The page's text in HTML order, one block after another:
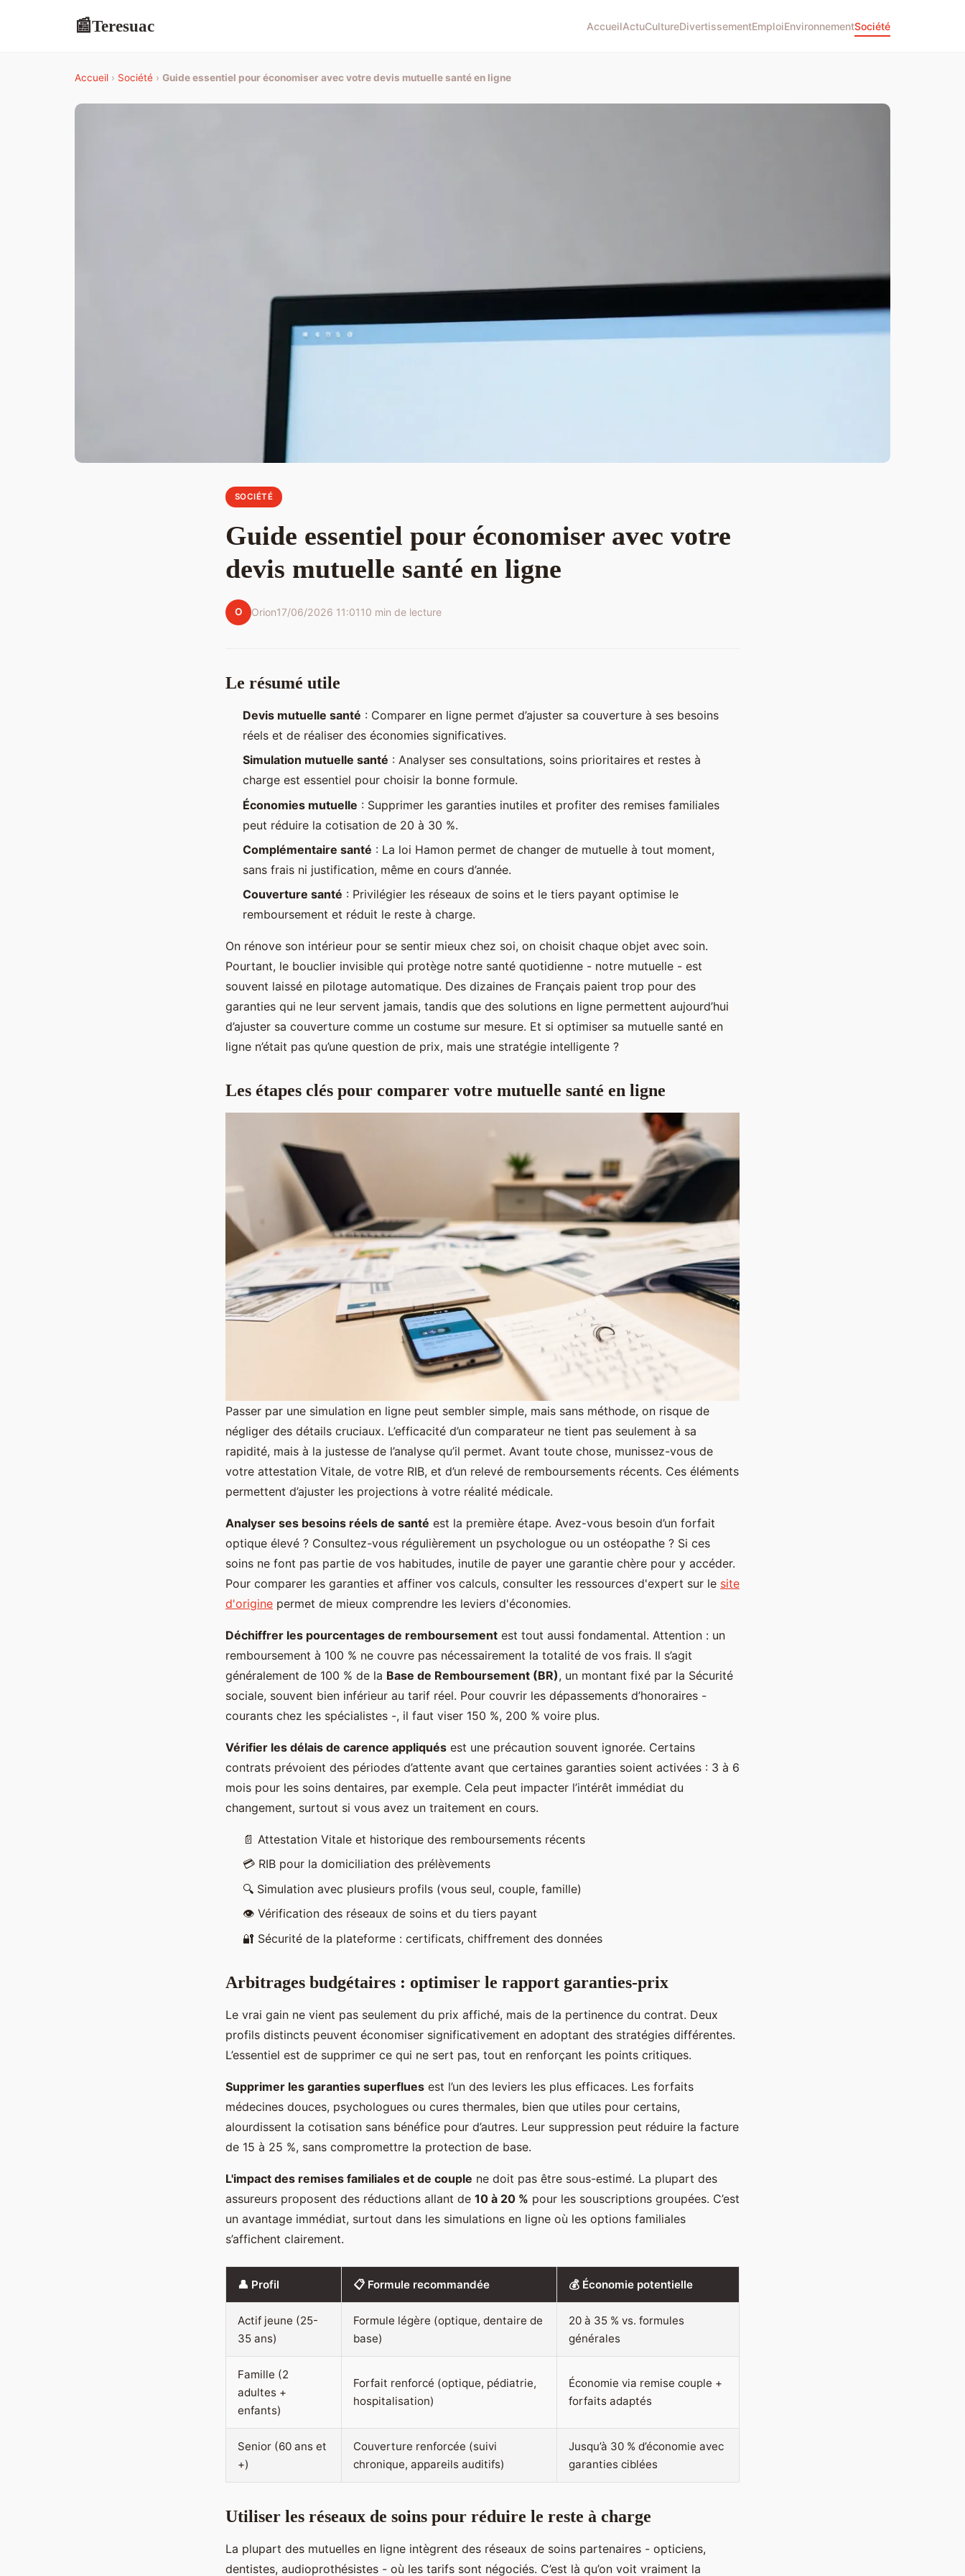
📰Teresuac AccueilActuCultureDivertissementEmploiEnvironnementSociété
Accueil › Société › Guide essentiel pour économiser avec votre devis mutuelle santé en ligne
SOCIÉTÉ
Guide essentiel pour économiser avec votre
devis mutuelle santé en ligne
O Orion17/06/2026 11:0110 min de lecture
Le résumé utile
Devis mutuelle santé : Comparer en ligne permet d’ajuster sa couverture à ses besoins
réels et de réaliser des économies significatives.
Simulation mutuelle santé : Analyser ses consultations, soins prioritaires et restes à
charge est essentiel pour choisir la bonne formule.
Économies mutuelle : Supprimer les garanties inutiles et profiter des remises familiales
peut réduire la cotisation de 20 à 30 %.
Complémentaire santé : La loi Hamon permet de changer de mutuelle à tout moment,
sans frais ni justification, même en cours d’année.
Couverture santé : Privilégier les réseaux de soins et le tiers payant optimise le
remboursement et réduit le reste à charge.
On rénove son intérieur pour se sentir mieux chez soi, on choisit chaque objet avec soin.
Pourtant, le bouclier invisible qui protège notre santé quotidienne - notre mutuelle - est
souvent laissé en pilotage automatique. Des dizaines de Français paient trop pour des
garanties qui ne leur servent jamais, tandis que des solutions en ligne permettent aujourd’hui
d’ajuster sa couverture comme un costume sur mesure. Et si optimiser sa mutuelle santé en
ligne n’était pas qu’une question de prix, mais une stratégie intelligente ?
Les étapes clés pour comparer votre mutuelle santé en ligne
Passer par une simulation en ligne peut sembler simple, mais sans méthode, on risque de
négliger des détails cruciaux. L’efficacité d’un comparateur ne tient pas seulement à sa
rapidité, mais à la justesse de l’analyse qu’il permet. Avant toute chose, munissez-vous de
votre attestation Vitale, de votre RIB, et d’un relevé de remboursements récents. Ces éléments
permettent d’ajuster les projections à votre réalité médicale.
Analyser ses besoins réels de santé est la première étape. Avez-vous besoin d’un forfait
optique élevé ? Consultez-vous régulièrement un psychologue ou un ostéopathe ? Si ces
soins ne font pas partie de vos habitudes, inutile de payer une garantie chère pour y accéder.
Pour comparer les garanties et affiner vos calculs, consulter les ressources d'expert sur le site
d'origine permet de mieux comprendre les leviers d'économies.
Déchiffrer les pourcentages de remboursement est tout aussi fondamental. Attention : un
remboursement à 100 % ne couvre pas nécessairement la totalité de vos frais. Il s’agit
généralement de 100 % de la Base de Remboursement (BR), un montant fixé par la Sécurité
sociale, souvent bien inférieur au tarif réel. Pour couvrir les dépassements d’honoraires -
courants chez les spécialistes -, il faut viser 150 %, 200 % voire plus.
Vérifier les délais de carence appliqués est une précaution souvent ignorée. Certains
contrats prévoient des périodes d’attente avant que certaines garanties soient activées : 3 à 6
mois pour les soins dentaires, par exemple. Cela peut impacter l’intérêt immédiat du
changement, surtout si vous avez un traitement en cours.
📄 Attestation Vitale et historique des remboursements récents
💳 RIB pour la domiciliation des prélèvements
🔍 Simulation avec plusieurs profils (vous seul, couple, famille)
👁️ Vérification des réseaux de soins et du tiers payant
🔐 Sécurité de la plateforme : certificats, chiffrement des données
Arbitrages budgétaires : optimiser le rapport garanties-prix
Le vrai gain ne vient pas seulement du prix affiché, mais de la pertinence du contrat. Deux
profils distincts peuvent économiser significativement en adoptant des stratégies différentes.
L’essentiel est de supprimer ce qui ne sert pas, tout en renforçant les points critiques.
Supprimer les garanties superflues est l’un des leviers les plus efficaces. Les forfaits
médecines douces, psychologues ou cures thermales, bien que utiles pour certains,
alourdissent la cotisation sans bénéfice pour d’autres. Leur suppression peut réduire la facture
de 15 à 25 %, sans compromettre la protection de base.
L'impact des remises familiales et de couple ne doit pas être sous-estimé. La plupart des
assureurs proposent des réductions allant de 10 à 20 % pour les souscriptions groupées. C’est
un avantage immédiat, surtout dans les simulations en ligne où les options familiales
s’affichent clairement.
👤 Profil 📋 Formule recommandée 💰 Économie potentielle
Actif jeune (25-
35 ans)
Formule légère (optique, dentaire de
base)
20 à 35 % vs. formules
générales
Famille (2
adultes +
enfants)
Forfait renforcé (optique, pédiatrie,
hospitalisation)
Économie via remise couple +
forfaits adaptés
Senior (60 ans et
+)
Couverture renforcée (suivi
chronique, appareils auditifs)
Jusqu’à 30 % d’économie avec
garanties ciblées
Utiliser les réseaux de soins pour réduire le reste à charge
La plupart des mutuelles en ligne intègrent des réseaux de soins partenaires - opticiens,
dentistes, audioprothésistes - où les tarifs sont négociés. C’est là qu’on voit vraiment la